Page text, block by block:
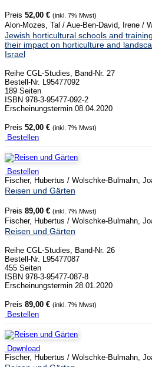
Preis 52,00 € (inkl. 7% Mwst)
Alon-Mozes, Tal / Aue-Ben-David, Irene /
Jewish horticultural schools and
their impact on horticulture and
Israel
Reihe CGL-Studies, Band-Nr. 27
Bestell-Nr. L95477092
189 Seiten
ISBN 978-3-95477-092-2
Erscheinungstermin 08.04.2020
Preis 52,00 € (inkl. 7% Mwst)
Bestellen
Bestellen
Fischer, Hubertus / Wolschke-Bulmahn,
Reisen und Gärten
Preis 89,00 € (inkl. 7% Mwst)
Fischer, Hubertus / Wolschke-Bulmahn,
Reisen und Gärten
Reihe CGL-Studies, Band-Nr. 26
Bestell-Nr. L95477087
455 Seiten
ISBN 978-3-95477-087-8
Erscheinungstermin 28.01.2020
Preis 89,00 € (inkl. 7% Mwst)
Bestellen
Download
Fischer, Hubertus / Wolschke-Bulmahn,